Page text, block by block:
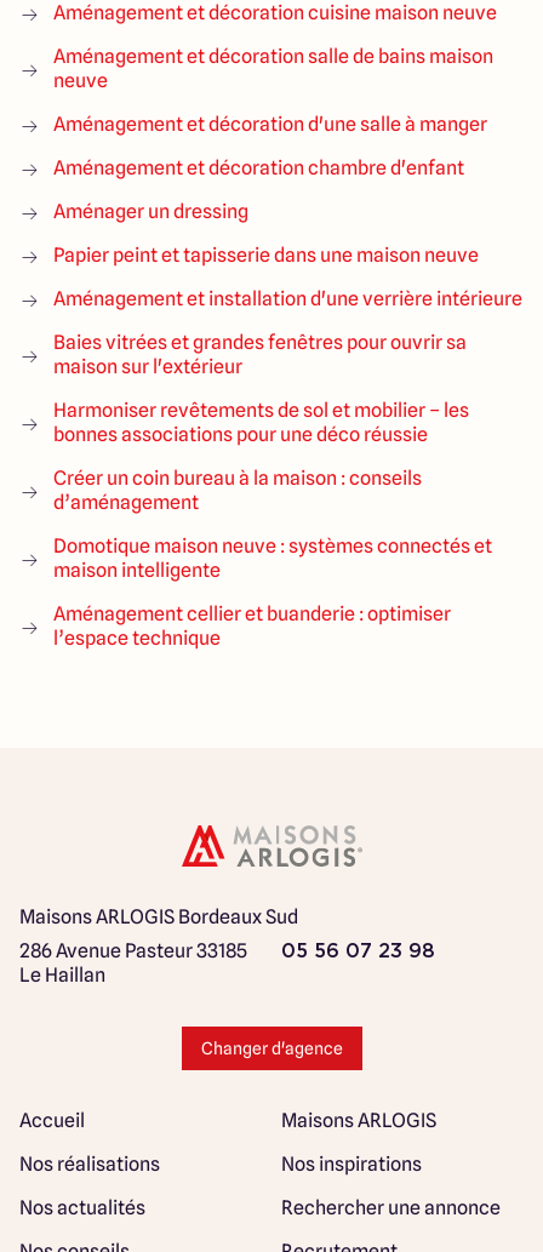
Aménagement et décoration cuisine maison neuve
Aménagement et décoration salle de bains maison
neuve
Aménagement et décoration d'une salle à manger
Aménagement et décoration chambre d'enfant
Aménager un dressing
Papier peint et tapisserie dans une maison neuve
Aménagement et installation d'une verrière intérieure
Baies vitrées et grandes fenêtres pour ouvrir sa
maison sur l'extérieur
Harmoniser revêtements de sol et mobilier – les
bonnes associations pour une déco réussie
Créer un coin bureau à la maison : conseils
d’aménagement
Domotique maison neuve : systèmes connectés et
maison intelligente
Aménagement cellier et buanderie : optimiser
l’espace technique
Maisons ARLOGIS Bordeaux Sud
286 Avenue Pasteur33185
Le Haillan
05 56 07 23 98
Changer d'agence
Accueil
Maisons ARLOGIS
Nos réalisations
Nos inspirations
Nos actualités
Rechercher une annonce